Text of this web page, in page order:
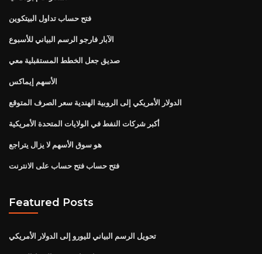
فتح حساب تداول البيتكوين
الآبار فارجو الرسم البياني للأسبوع
صديق جعل الخطط المستقبلية معي
الأسهم إيماكس
الدولار الأمريكي إلى الروبية الهندية سعر الصرف المتوقع
أكبر شركات النفط في الولايات المتحدة الأمريكية
هو سوق الأسهم لا يزال يتراجع
فتح حساب فتح حساب على الانترنت
Featured Posts
تحويل الرسم البياني لليورو إلى الدولار الأمريكي